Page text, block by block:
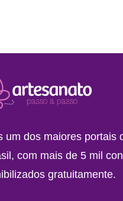
um dos maiores portais
com mais de 5 mil
gratuitamente.